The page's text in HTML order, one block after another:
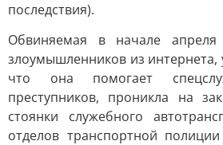
последствия).
Обвиняемая в начале апреля
злоумышленников из интернета,
что она помогает
преступников, проникла на
стоянки служебного
отделов транспортной